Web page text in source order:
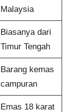
Malaysia
Biasanya dari
Timur Tengah
Barang kemas
campuran
Emas 18 karat